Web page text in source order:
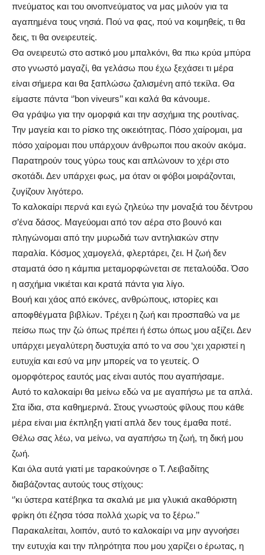
πνεύματος και του οινοπνεύματος να μας μιλούν για τα
αγαπημένα τους νησιά. Πού να φας, πού να κοιμηθείς, τι θα
δεις, τι θα ονειρευτείς.
Θα ονειρευτώ στο αστικό μου μπαλκόνι, θα πιω κρύα μπύρα
στο γνωστό μαγαζί, θα γελάσω που έχω ξεχάσει τι μέρα
είναι σήμερα και θα ξαπλώσω ζαλισμένη από τεκίλα. Θα
είμαστε πάντα ‘’bon viveurs’’ και καλά θα κάνουμε.
Θα γράψω για την ομορφιά και την ασχήμια της ρουτίνας.
Την μαγεία και το ρίσκο της οικειότητας. Πόσο χαίρομαι, μα
πόσο χαίρομαι που υπάρχουν άνθρωποι που ακούν ακόμα.
Παρατηρούν τους γύρω τους και απλώνουν το χέρι στο
σκοτάδι. Δεν υπάρχει φως, μα όταν οι φόβοι μοιράζονται,
ζυγίζουν λιγότερο.
Το καλοκαίρι περνά και εγώ ζηλεύω την μοναξιά του δέντρου
σ’ένα δάσος. Μαγεύομαι από τον αέρα στο βουνό και
πληγώνομαι από την μυρωδιά των αντηλιακών στην
παραλία. Κόσμος χαμογελά, φλερτάρει, ζει. Η ζωή δεν
σταματά όσο η κάμπια μεταμορφώνεται σε πεταλούδα. Όσο
η ασχήμια νικιέται και κρατά πάντα για λίγο.
Βουή και χάος από εικόνες, ανθρώπους, ιστορίες και
αποφθέγματα βιβλίων. Τρέχει η ζωή και προσπαθώ να με
πείσω πως την ζώ όπως πρέπει ή έστω όπως μου αξίζει. Δεν
υπάρχει μεγαλύτερη δυστυχία από το να σου ‘χει χαριστεί η
ευτυχία και εσύ να μην μπορείς να το γευτείς. Ο
ομορφότερος εαυτός μας είναι αυτός που αγαπήσαμε.
Αυτό το καλοκαίρι θα μείνω εδώ να με αγαπήσω με τα απλά.
Στα ίδια, στα καθημερινά. Στους γνωστούς φίλους που κάθε
μέρα είναι μια έκπληξη γιατί απλά δεν τους έμαθα ποτέ.
Θέλω σας λέω, να μείνω, να αγαπήσω τη ζωή, τη δική μου
ζωή.
Και όλα αυτά γιατί με ταρακούνησε ο Τ. Λειβαδίτης
διαβάζοντας αυτούς τους στίχους:
‘’κι ύστερα κατέβηκα τα σκαλιά με μια γλυκιά ακαθόριστη
φρίκη ότι έζησα τόσα πολλά χωρίς να το ξέρω.’’
Παρακαλείται, λοιπόν, αυτό το καλοκαίρι να μην αγνοήσει
την ευτυχία και την πληρότητα που μου χαρίζει ο έρωτας, η